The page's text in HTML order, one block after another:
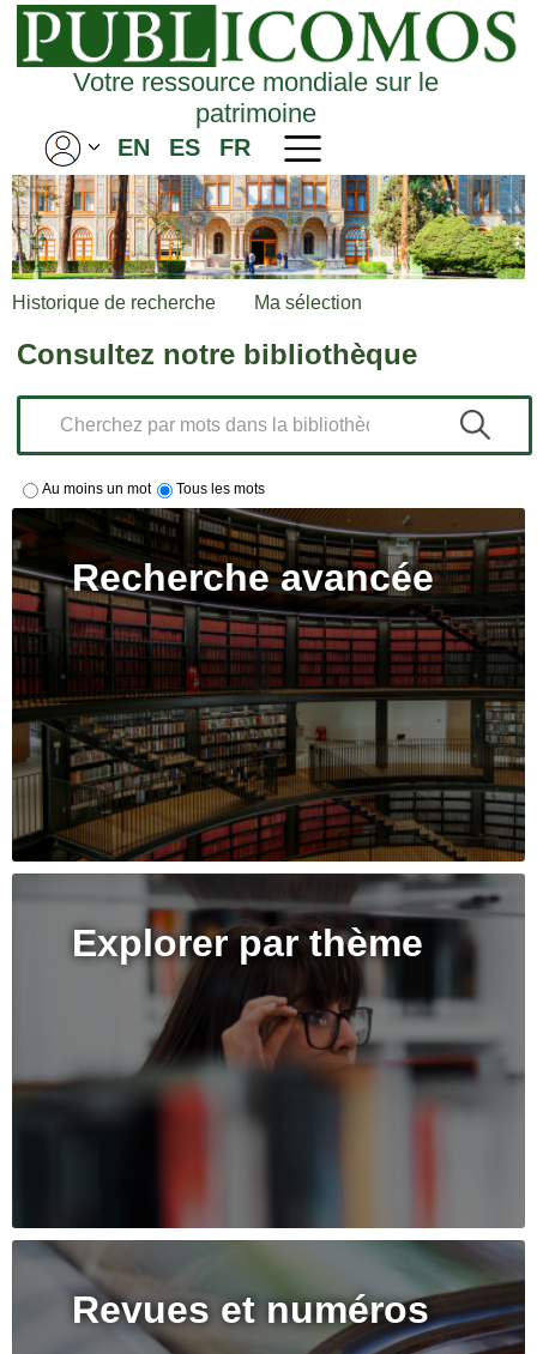
Votre ressource mondiale sur le
patrimoine
EN ES FR
Historique de recherche Ma sélection
Consultez notre bibliothèque
Au moins un mot Tous les mots
Recherche avancée
Explorer par thème
Revues et numéros